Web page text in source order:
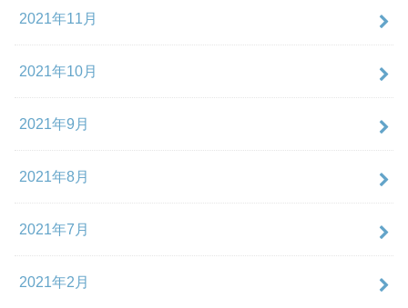
2021年11月
2021年10月
2021年9月
2021年8月
2021年7月
2021年2月